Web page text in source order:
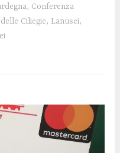
, Conferenza
Ciliegie, Lanusei,